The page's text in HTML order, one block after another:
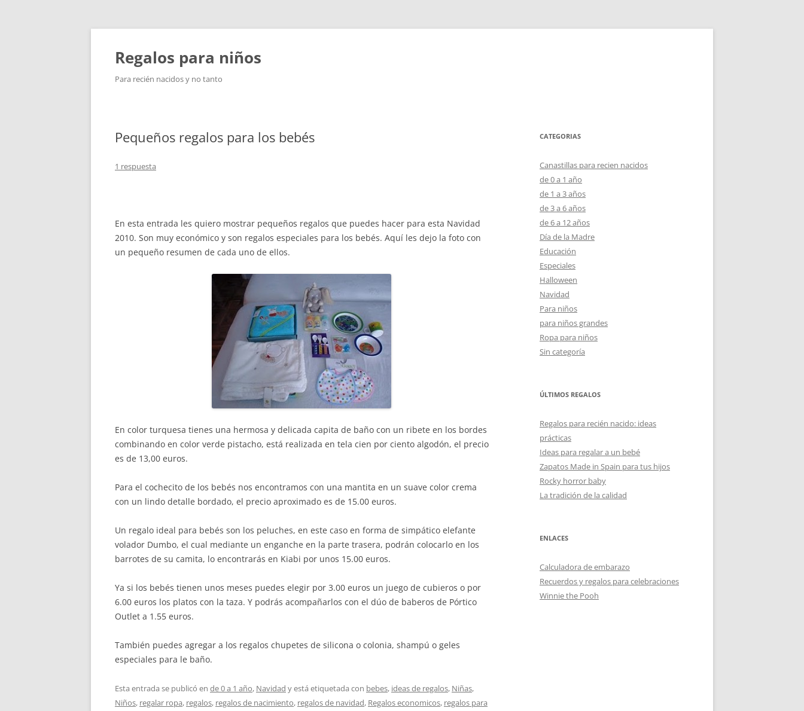
Saltar
contenido
Regalos para niños
Para recién nacidos y no tanto
Pequeños regalos para los bebés
1 respuesta
En esta entrada les quiero mostrar pequeños regalos que puedes hacer para esta Navidad
2010. Son muy económico y son regalos especiales para los bebés. Aquí les dejo la foto con
un pequeño resumen de cada uno de ellos.
En color turquesa tienes una hermosa y delicada capita de baño con un ribete en los bordes
combinando en color verde pistacho, está realizada en tela cien por ciento algodón, el precio
es de 13,00 euros.
Para el cochecito de los bebés nos encontramos con una mantita en un suave color crema
con un lindo detalle bordado, el precio aproximado es de 15.00 euros.
Un regalo ideal para bebés son los peluches, en este caso en forma de simpático elefante
volador Dumbo, el cual mediante un enganche en la parte trasera, podrán colocarlo en los
barrotes de su camita, lo encontrarás en Kiabi por unos 15.00 euros.
Ya si los bebés tienen unos meses puedes elegir por 3.00 euros un juego de cubieros o por
6.00 euros los platos con la taza. Y podrás acompañarlos con el dúo de baberos de Pórtico
Outlet a 1.55 euros.
También puedes agregar a los regalos chupetes de silicona o colonia, shampú o geles
especiales para le baño.
Esta entrada se publicó en de 0 a 1 año, Navidad y está etiquetada con bebes, ideas de regalos, Niñas,
Niños, regalar ropa, regalos, regalos de nacimiento, regalos de navidad, Regalos economicos, regalos para
CATEGORIAS
Canastillas para recien nacidos
de 0 a 1 año
de 1 a 3 años
de 3 a 6 años
de 6 a 12 años
Día de la Madre
Educación
Especiales
Halloween
Navidad
Para niños
para niños grandes
Ropa para niños
Sin categoría
ÚLTIMOS REGALOS
Regalos para recién nacido: ideas
prácticas
Ideas para regalar a un bebé
Zapatos Made in Spain para tus hijos
Rocky horror baby
La tradición de la calidad
ENLACES
Calculadora de embarazo
Recuerdos y regalos para celebraciones
Winnie the Pooh